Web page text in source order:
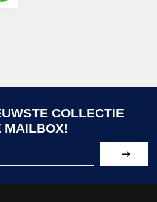
COLLECTIE
MAILBOX!